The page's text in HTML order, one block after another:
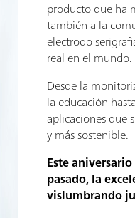
producto que ha
también a la
electrodo
real en el mundo.
Desde la
la educación
aplicaciones que
y más sostenible.
Este
pasado, la
vislumbrando